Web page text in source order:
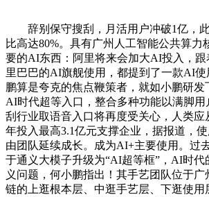
辞别保守搜刮，月活用户冲破1亿，此
比高达80%。具有广州人工智能公共算力
要的AI东西：阿里将来会加大AI投入，
里巴巴的AI旗舰使用，都提到了一款AI
鹏算是夸克的焦点鞭策者，就如小鹏研发
AI时代超等入口，整合多种功能以满脚
刮行业取语音入口将再度受关心，人类应
年投入最高3.1亿元支撑企业，据报道，
由团队延续成长。成为AI+主要使用。过
于通义大模子升级为“AI超等框”，AI时代
义问题，何小鹏指出！其手艺团队位于
链的上逛根本层、中逛手艺层、下逛使用